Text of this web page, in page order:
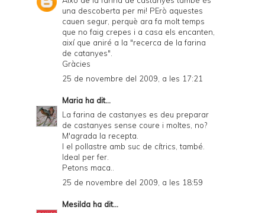
una descoberta per mi! PErò aquestes
cauen segur, perquè ara fa molt temps
que no faig crepes i a casa els encanten,
així que aniré a la "recerca de la farina
de catanyes".
Gràcies
25 de novembre del 2009, a les 17:21
Maria ha dit...
La farina de castanyes es deu preparar
de castanyes sense coure i moltes, no?
M'agrada la recepta.
I el pollastre amb suc de cítrics, també.
Ideal per fer.
Petons maca..
25 de novembre del 2009, a les 18:59
Mesilda ha dit...